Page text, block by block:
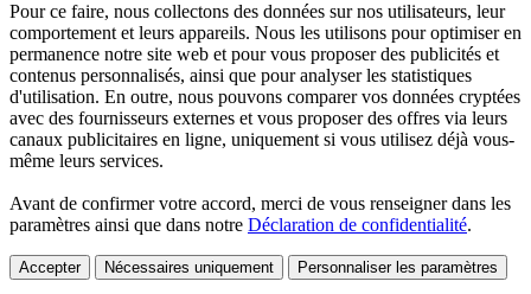
Pour ce faire, nous collectons des données sur nos utilisateurs, leur
comportement et leurs appareils. Nous les utilisons pour optimiser en
permanence notre site web et pour vous proposer des publicités et
contenus personnalisés, ainsi que pour analyser les statistiques
d'utilisation. En outre, nous pouvons comparer vos données cryptées
avec des fournisseurs externes et vous proposer des offres via leurs
canaux publicitaires en ligne, uniquement si vous utilisez déjà vous-
même leurs services.
Avant de confirmer votre accord, merci de vous renseigner dans les
paramètres ainsi que dans notre Déclaration de confidentialité.
Accepter Nécessaires uniquement Personnaliser les paramètres